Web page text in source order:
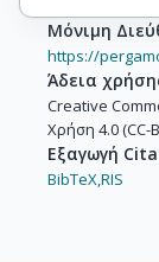
Μόνιμη
https://
Άδεια
Creative
Χρήση 4.0 (CC-
Εξαγωγή
BibTeX,RIS